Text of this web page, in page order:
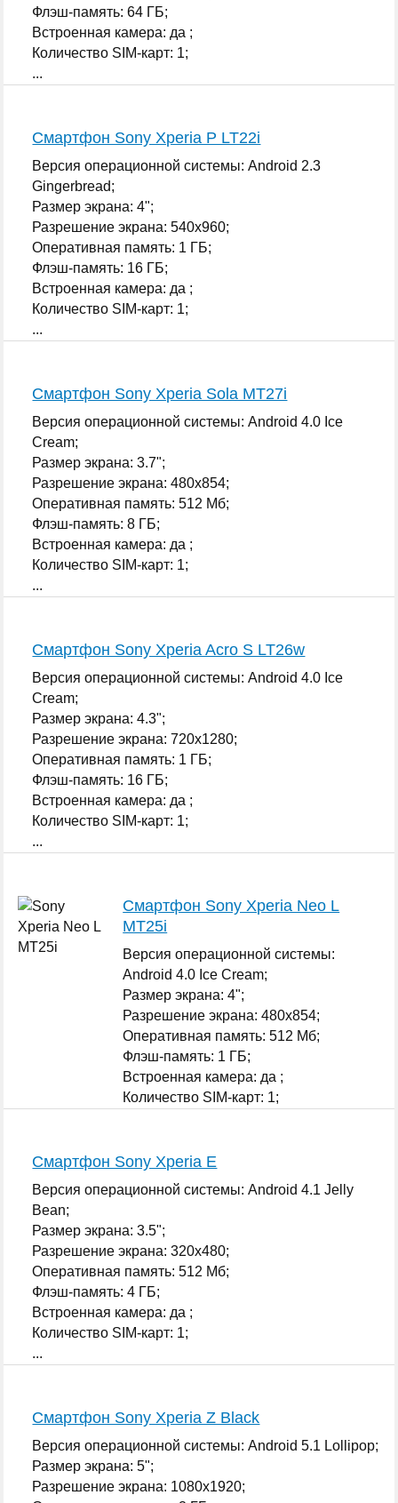
Флэш-память: 64 ГБ;
Встроенная камера: да ;
Количество SIM-карт: 1;
...
Смартфон Sony Xperia P LT22i
Версия операционной системы: Android 2.3
Gingerbread;
Размер экрана: 4";
Разрешение экрана: 540x960;
Оперативная память: 1 ГБ;
Флэш-память: 16 ГБ;
Встроенная камера: да ;
Количество SIM-карт: 1;
...
Смартфон Sony Xperia Sola MT27i
Версия операционной системы: Android 4.0 Ice
Cream;
Размер экрана: 3.7";
Разрешение экрана: 480x854;
Оперативная память: 512 Мб;
Флэш-память: 8 ГБ;
Встроенная камера: да ;
Количество SIM-карт: 1;
...
Смартфон Sony Xperia Acro S LT26w
Версия операционной системы: Android 4.0 Ice
Cream;
Размер экрана: 4.3";
Разрешение экрана: 720x1280;
Оперативная память: 1 ГБ;
Флэш-память: 16 ГБ;
Встроенная камера: да ;
Количество SIM-карт: 1;
...
Смартфон Sony Xperia Neo L
MT25i
Версия операционной системы:
Android 4.0 Ice Cream;
Размер экрана: 4";
Разрешение экрана: 480x854;
Оперативная память: 512 Мб;
Флэш-память: 1 ГБ;
Встроенная камера: да ;
Количество SIM-карт: 1;
Смартфон Sony Xperia E
Версия операционной системы: Android 4.1 Jelly
Bean;
Размер экрана: 3.5";
Разрешение экрана: 320x480;
Оперативная память: 512 Мб;
Флэш-память: 4 ГБ;
Встроенная камера: да ;
Количество SIM-карт: 1;
...
Смартфон Sony Xperia Z Black
Версия операционной системы: Android 5.1 Lollipop;
Размер экрана: 5";
Разрешение экрана: 1080x1920;